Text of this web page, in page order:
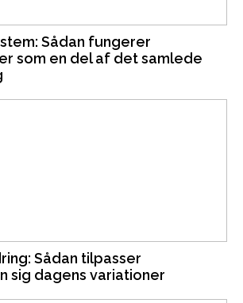
Sådan fungerer
som en del af det samlede
Sådan tilpasser
sig dagens variationer